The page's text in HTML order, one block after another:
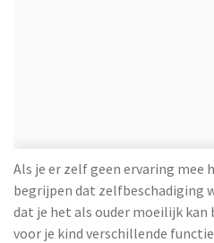
Als je er zelf geen ervaring mee
begrijpen dat zelfbeschadiging
dat je het als ouder moeilijk kan
voor je kind verschillende